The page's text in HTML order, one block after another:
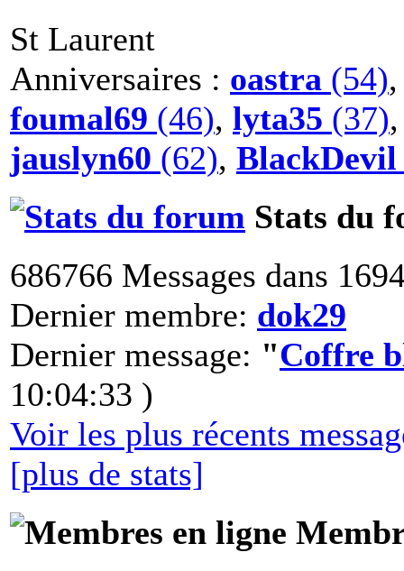
St Laurent
Anniversaires : oastra (54)
foumal69 (46), lyta35 (37)
jauslyn60 (62), BlackDevil
Stats du
686766 Messages dans
Dernier membre: dok29
Dernier message: "Coffre
10:04:33 )
Voir les plus récents
[plus de stats]